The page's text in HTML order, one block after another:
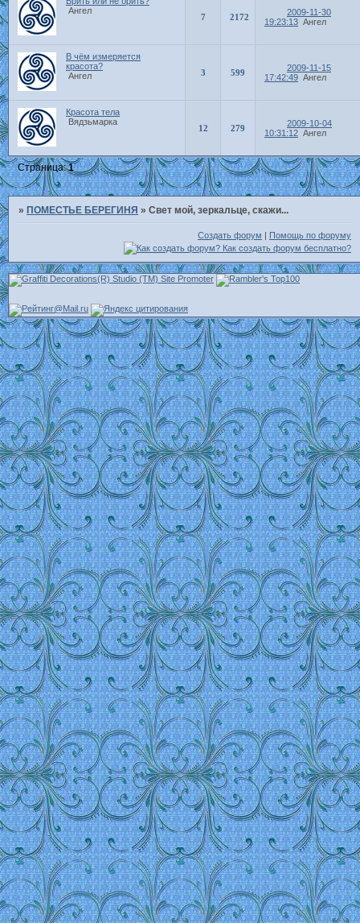
Ангел
7 2172
2009-11-30
19:23:13 Ангел
В чём измеряется
красота?
Ангел
3 599
2009-11-15
17:42:49 Ангел
Красота тела
Вядзьмарка
12 279
2009-10-04
10:31:12 Ангел
Страница:1
» ПОМЕСТЬЕ БЕРЕГИНЯ »Свет мой, зеркальце, скажи...
Создать форум Помощь по форуму